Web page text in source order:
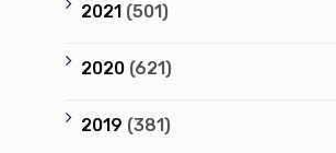
2021(501)
2020(621)
2019 (381)